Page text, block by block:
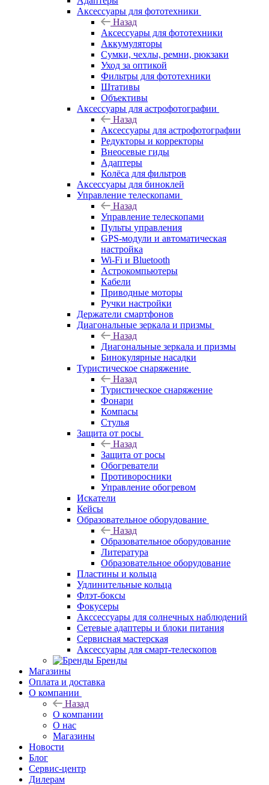
Аксессуары для фототехники
Назад
Аксессуары для фототехники
Аккумуляторы
Сумки, чехлы, ремни, рюкзаки
Уход за оптикой
Фильтры для фототехники
Штативы
Объективы
Аксессуары для астрофотографии
Назад
Аксессуары для астрофотографии
Редукторы и корректоры
Внеосевые гиды
Адаптеры
Колёса для фильтров
Аксессуары для биноклей
Управление телескопами
Назад
Управление телескопами
Пульты управления
GPS-модули и автоматическая
настройка
Wi-Fi и Bluetooth
Астрокомпьютеры
Кабели
Приводные моторы
Ручки настройки
Держатели смартфонов
Диагональные зеркала и призмы
Назад
Диагональные зеркала и призмы
Бинокулярные насадки
Туристическое снаряжение
Назад
Туристическое снаряжение
Фонари
Компасы
Стулья
Защита от росы
Назад
Защита от росы
Обогреватели
Противоросники
Управление обогревом
Искатели
Кейсы
Образовательное оборудование
Назад
Образовательное оборудование
Литература
Образовательное оборудование
Пластины и кольца
Удлинительные кольца
Флэт-боксы
Фокусеры
Акссессуары для солнечных наблюдений
Сетевые адаптеры и блоки питания
Сервисная мастерская
Аксессуары для смарт-телескопов
Бренды
Магазины
Оплата и доставка
О компании
Назад
О компании
О нас
Магазины
Новости
Блог
Сервис-центр
Дилерам